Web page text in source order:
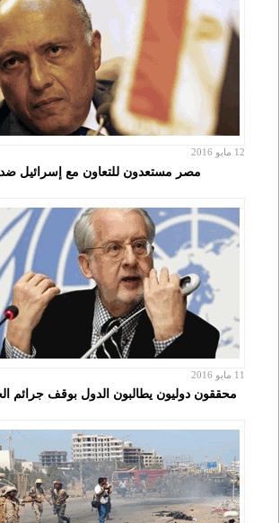
12 مايو 2016
مصر مستعدون للتعاون مع إسرائيل ضد
11 مايو 2016
محققون دوليون يطالبون الدول بوقف جرائم